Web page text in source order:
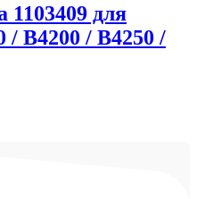
1103409 для
B4200 / B4250 /